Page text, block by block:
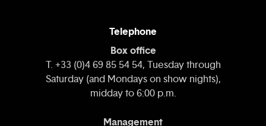
Telephone
Box office
T. +33 (0)4 69 85 54 54, Tuesday through
Saturday (and Mondays on show nights),
midday to 6:00 p.m.
Management